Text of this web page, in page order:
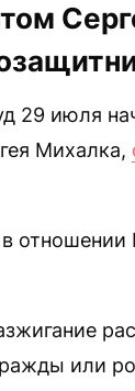
29 июля
Михалка,
или